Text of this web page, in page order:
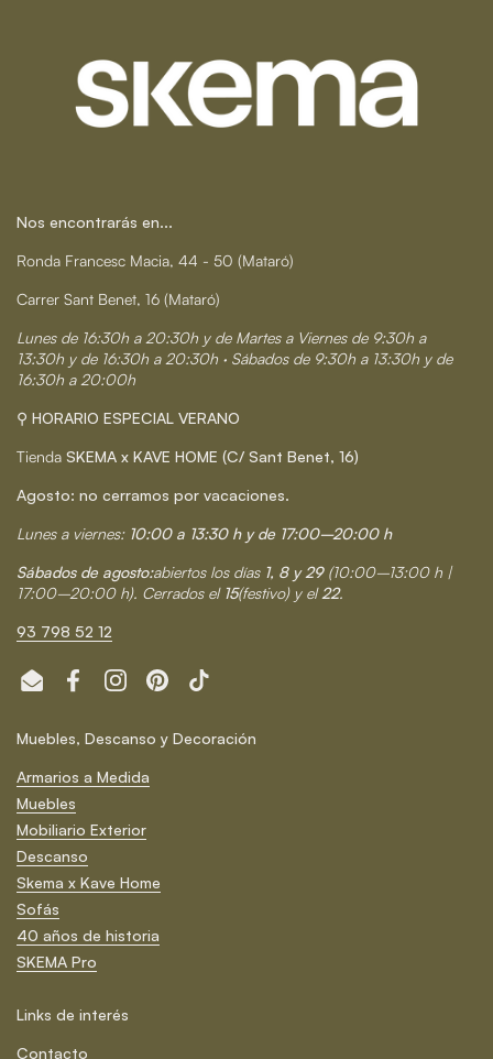
Nos encontrarás en...
Ronda Francesc Macia, 44 - 50 (Mataró)
Carrer Sant Benet, 16 (Mataró)
Lunes de 16:30h a 20:30h y de Martes a Viernes de 9:30h a
13:30h y de 16:30h a 20:30h · Sábados de 9:30h a 13:30h y de
16:30h a 20:00h
⚲ HORARIO ESPECIAL VERANO
Tienda SKEMA x KAVE HOME (C/ Sant Benet, 16)
Agosto: no cerramos por vacaciones.
Lunes a viernes: 10:00 a 13:30 h y de 17:00–20:00 h
Sábados de agosto:abiertos los días 1, 8 y 29 (10:00–13:00 h |
17:00–20:00 h). Cerrados el 15(festivo) y el22.
93 798 52 12
Email FacebookInstagramPinterestTikTok
Muebles, Descanso y Decoración
Armarios a Medida
Muebles
Mobiliario Exterior
Descanso
Skema x Kave Home
Sofás
40 años de historia
SKEMA Pro
Links de interés
Contacto